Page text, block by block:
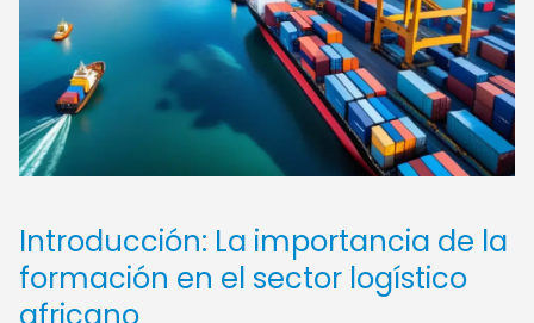
Introducción: La importancia de la
formación en el sector logístico